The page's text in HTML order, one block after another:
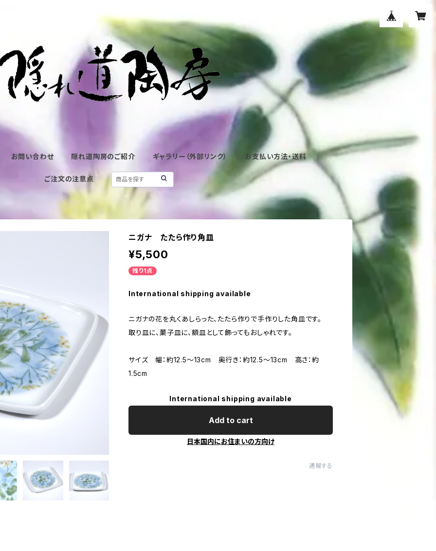
お問い合わせ 隠れ道陶房のご紹介 ギャラリー（外部リンク） お支払い方法・送料
ご注文の注意点
ニガナ たたら作り角皿
¥5,500
残り1点
International shipping available
ニガナの花を丸くあしらった、たたら作りで手作りした角皿です。
取り皿に、菓子皿に、額皿として飾ってもおしゃれです。
サイズ 幅：約12.5〜13cm 奥行き：約12.5〜13cm 高さ：約
1.5cm
International shipping available
Add to cart
日本国内にお住まいの方向け
通報する